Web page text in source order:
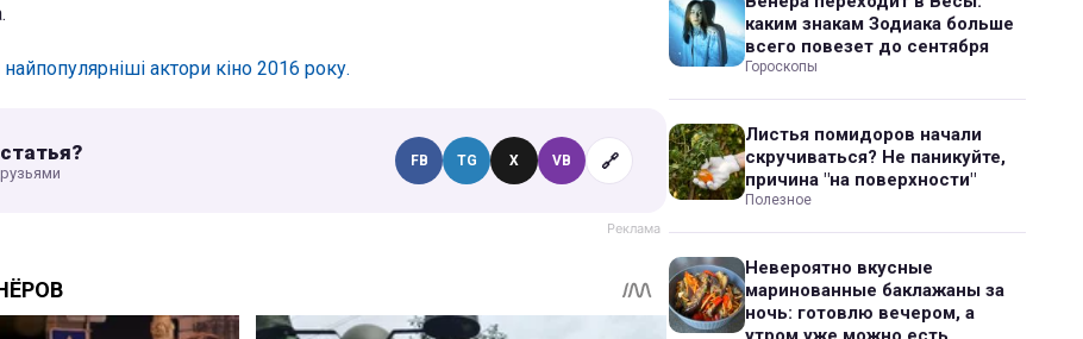
найпопулярніші актори кіно 2016 року.
FB TG X VB 🔗
каким знакам Зодиака больше
всего повезет до сентября
Гороскопы
Листья помидоров начали
скручиваться? Не паникуйте,
причина "на поверхности"
Полезное
Невероятно вкусные
маринованные баклажаны за
ночь: готовлю вечером, а